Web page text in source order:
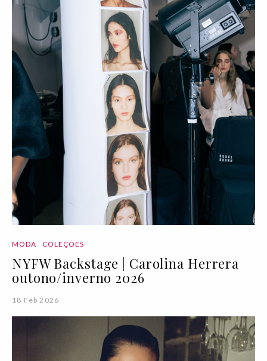
MODA COLEÇÕES
NYFW Backstage | Carolina Herrera
outono/inverno 2026
18 Feb 2026